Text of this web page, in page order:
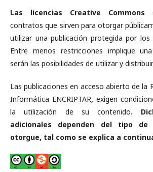
Las licencias Creative Commons
contratos que sirven para otorgar
utilizar una publicación protegida por los
Entre menos restricciones implique
serán las posibilidades de utilizar y
Las publicaciones en acceso abierto de la
Informática ENCRIPTAR, exigen
la utilización de su contenido.
adicionales dependen del tipo
otorgue, tal como se explica a